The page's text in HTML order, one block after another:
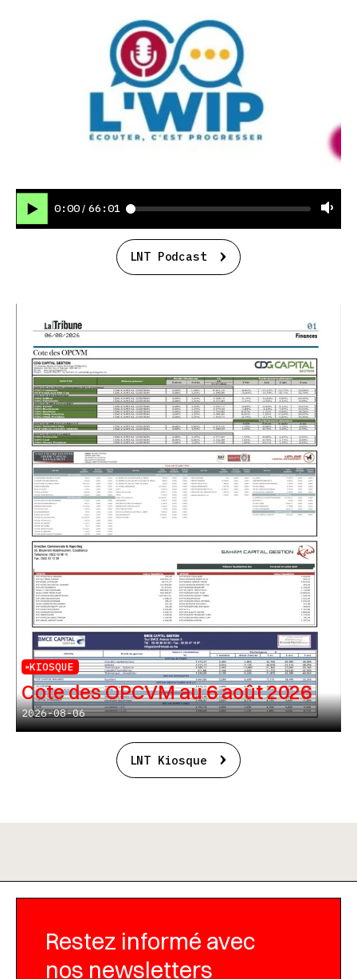
0:00 / 66:01
LNT Podcast
KIOSQUE
Cote des OPCVM au 6 août 2026
2026-08-06
LNT Kiosque
Restez informé avec
nos newsletters